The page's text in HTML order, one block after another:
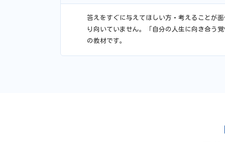
答えをすぐに与えてほしい方・考えることが
り向いていません。「自分の人生に向き合う
の教材です。